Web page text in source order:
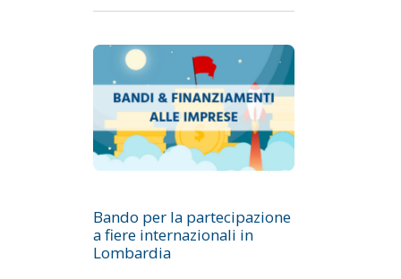
Bando per la partecipazione
a fiere internazionali in
Lombardia